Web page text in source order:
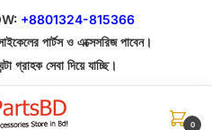
+8801324-815366
পার্টস ও এক্সেসরিজ পাবেন।
গ্রাহক সেবা দিয়ে যাচ্ছি।
0